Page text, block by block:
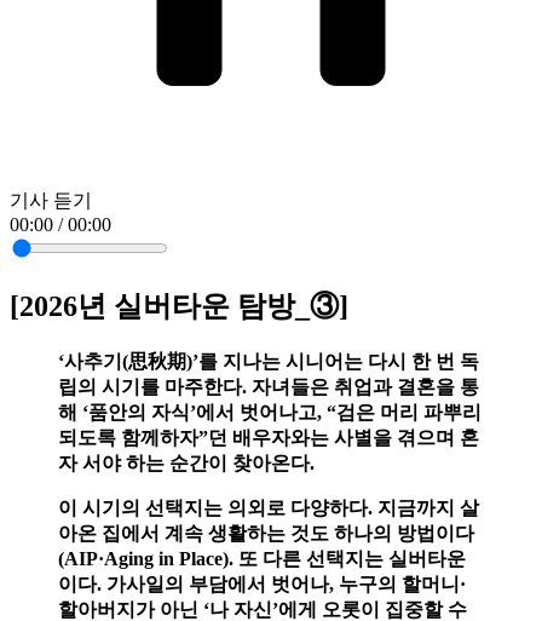
기사 듣기
00:00 / 00:00
[2026년 실버타운 탐방_③]
‘사추기(思秋期)’를 지나는 시니어는 다시 한 번 독
립의 시기를 마주한다. 자녀들은 취업과 결혼을 통
해 ‘품안의 자식’에서 벗어나고, “검은 머리 파뿌리
되도록 함께하자”던 배우자와는 사별을 겪으며 혼
자 서야 하는 순간이 찾아온다.
이 시기의 선택지는 의외로 다양하다. 지금까지 살
아온 집에서 계속 생활하는 것도 하나의 방법이다
(AIP·Aging in Place). 또 다른 선택지는 실버타운
이다. 가사일의 부담에서 벗어나, 누구의 할머니·
할아버지가 아닌 ‘나 자신’에게 오롯이 집중할 수